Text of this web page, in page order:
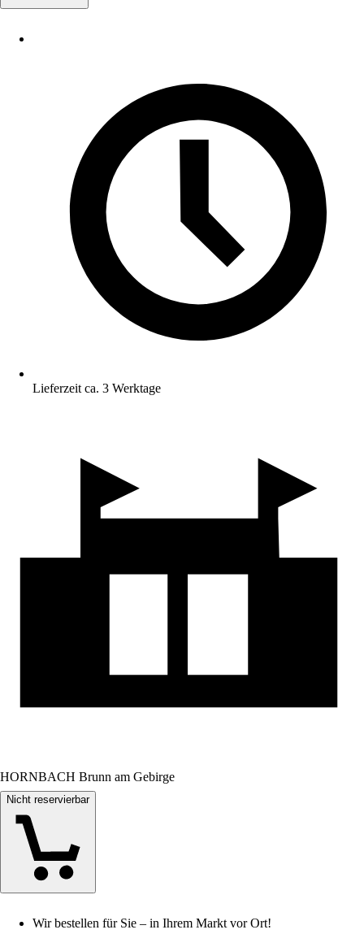
Lieferzeit ca. 3 Werktage
HORNBACH Brunn am Gebirge
Nicht reservierbar
Wir bestellen für Sie – in Ihrem Markt vor Ort!